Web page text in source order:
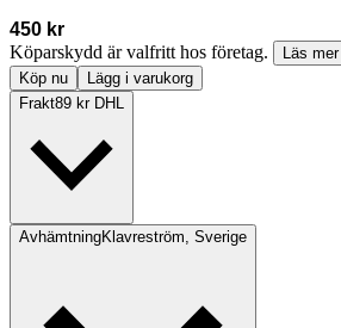
450 kr
Köparskydd är valfritt hos företag.
Läs mer
Köp nu
Lägg i varukorg
Frakt89 kr DHL
AvhämtningKlavreström, Sverige